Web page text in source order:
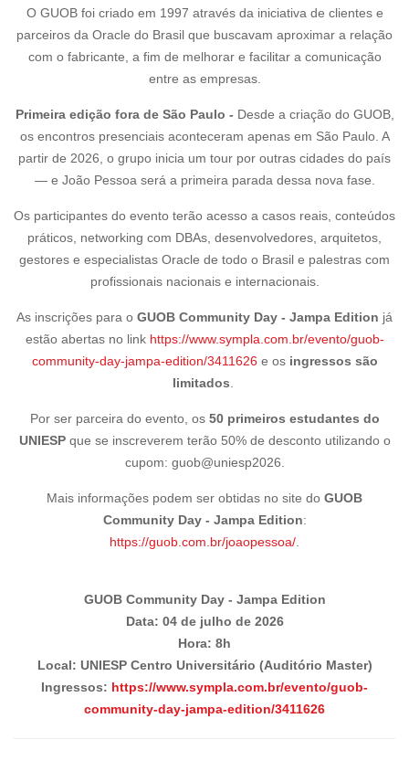
O GUOB foi criado em 1997 através da iniciativa de clientes e
parceiros da Oracle do Brasil que buscavam aproximar a relação
com o fabricante, a fim de melhorar e facilitar a comunicação
entre as empresas.
Primeira edição fora de São Paulo - Desde a criação do GUOB,
os encontros presenciais aconteceram apenas em São Paulo. A
partir de 2026, o grupo inicia um tour por outras cidades do país
— e João Pessoa será a primeira parada dessa nova fase.
Os participantes do evento terão acesso a casos reais, conteúdos
práticos, networking com DBAs, desenvolvedores, arquitetos,
gestores e especialistas Oracle de todo o Brasil e palestras com
profissionais nacionais e internacionais.
As inscrições para o GUOB Community Day - Jampa Edition já
estão abertas no link https://www.sympla.com.br/evento/guob-
community-day-jampa-edition/3411626e os ingressos são
limitados
Por ser parceira do evento, os 50 primeiros estudantes do
UNIESPque se inscreverem terão 50% de desconto utilizando o
cupom: guob@uniesp2026.
Mais informações podem ser obtidas no site do GUOB
Community Day - Jampa Edition:
https://guob.com.br/joaopessoa/
GUOB Community Day - Jampa Edition
Data: 04 de julho de 2026
Hora: 8h
Local: UNIESP Centro Universitário (Auditório Master)
Ingressos: https://www.sympla.com.br/evento/guob-
community-day-jampa-edition/3411626